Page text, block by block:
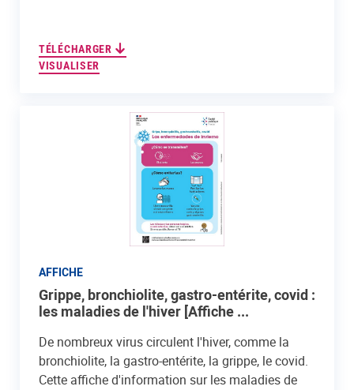
TÉLÉCHARGER
VISUALISER
AFFICHE
Grippe, bronchiolite, gastro-entérite, covid :
les maladies de l'hiver [Affiche ...
De nombreux virus circulent l'hiver, comme la
bronchiolite, la gastro-entérite, la grippe, le covid.
Cette affiche d'information sur les maladies de